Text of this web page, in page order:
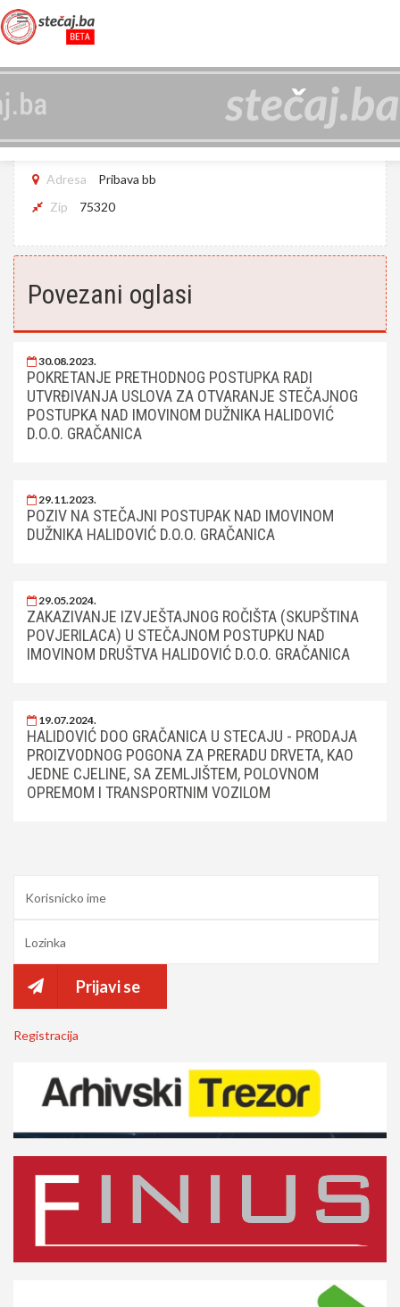
HALIDOVIĆ D.O.O. GRAČANICA
JIB 4209169400009
Adresa
Pribava bb
Zip
75320
Povezani oglasi
30.08.2023.
POKRETANJE PRETHODNOG POSTUPKA RADI
UTVRĐIVANJA USLOVA ZA OTVARANJE STEČAJNOG
POSTUPKA NAD IMOVINOM DUŽNIKA HALIDOVIĆ
D.O.O. GRAČANICA
29.11.2023.
POZIV NA STEČAJNI POSTUPAK NAD IMOVINOM
DUŽNIKA HALIDOVIĆ D.O.O. GRAČANICA
29.05.2024.
ZAKAZIVANJE IZVJEŠTAJNOG ROČIŠTA (SKUPŠTINA
POVJERILACA) U STEČAJNOM POSTUPKU NAD
IMOVINOM DRUŠTVA HALIDOVIĆ D.O.O. GRAČANICA
19.07.2024.
HALIDOVIĆ DOO GRAČANICA U STECAJU - PRODAJA
PROIZVODNOG POGONA ZA PRERADU DRVETA, KAO
JEDNE CJELINE, SA ZEMLJIŠTEM, POLOVNOM
OPREMOM I TRANSPORTNIM VOZILOM
Prijavi se
Registracija